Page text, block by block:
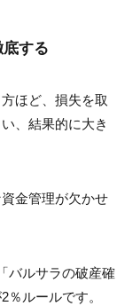
する
ほど、損失を取
、結果的に大き
金管理が欠かせ
バルサラの破産確
ルールです。